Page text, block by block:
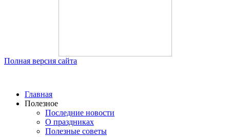
Полная версия сайта
Главная
Полезное
Последние новости
О праздниках
Полезные советы